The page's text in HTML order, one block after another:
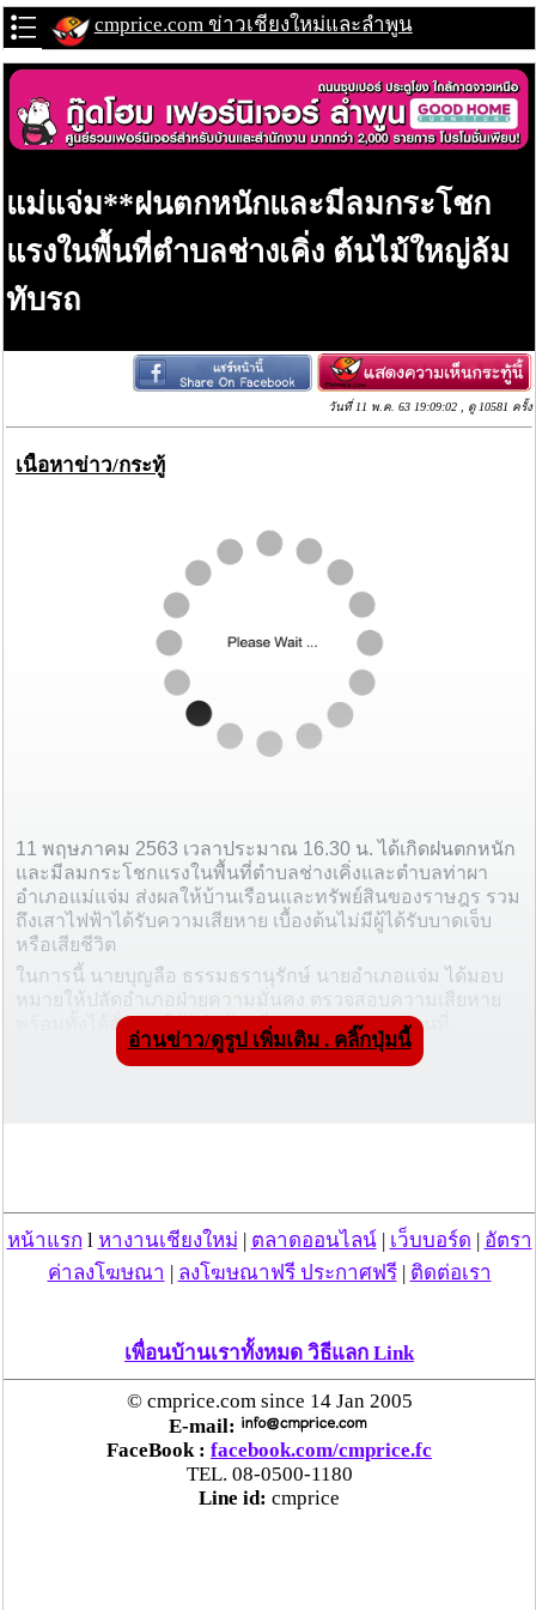
cmprice.com ข่าวเชียงใหม่และลำพูน
แม่แจ่ม**ฝนตกหนักและมีลมกระโชก
แรงในพื้นที่ตำบลช่างเคิ่ง ต้นไม้ใหญ่ล้ม
ทับรถ
วันที่ 11 พ.ค. 63 19:09:02 , ดู 10581 ครั้ง
เนื้อหาข่าว/กระทู้
11 พฤษภาคม 2563 เวลาประมาณ 16.30 น. ได้เกิดฝนตกหนัก
และมีลมกระโชกแรงในพื้นที่ตำบลช่างเคิ่งและตำบลท่าผา
อำเภอแม่แจ่ม ส่งผลให้บ้านเรือนและทรัพย์สินของราษฎร รวม
ถึงเสาไฟฟ้าได้รับความเสียหาย เบื้องต้นไม่มีผู้ได้รับบาดเจ็บ
หรือเสียชีวิต
ในการนี้ นายบุญลือ ธรรมธรานุรักษ์ นายอำเภอแจ่ม ได้มอบ
หมายให้ปลัดอำเภอฝ่ายความมั่นคง ตรวจสอบความเสียหาย
พร้อมทั้งได้สั่งการให้ผู้นำท้องที่ อปท. และหน่วยงานที่
เกี่ยวข้องเข้าทำการสำรวจความเสียหายและให้การช่วยเหลือ
อย่างเร่งด่วนแล้ว
อ่านข่าว/ดูรูป เพิ่มเติม . คลิ๊กปุ่มนี้
หน้าแรก l หางานเชียงใหม่ ตลาดออนไลน์| เว็บบอร์ด
อัตรา
ค่าลงโฆษณา
ลงโฆษณาฟรี ประกาศฟรี| ติดต่อเรา
เพื่อนบ้านเราทั้งหมด วิธีแลก Link
© cmprice.com since 14 Jan 2005
E-mail:
FaceBook : facebook.com/cmprice.fc
TEL. 08-0500-1180
Line id: cmprice